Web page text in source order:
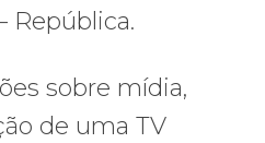
República.
sobre mídia,
de uma TV